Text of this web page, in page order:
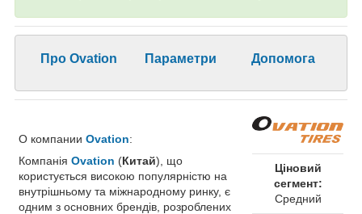
Про Ovation Параметри Допомога
О компании Ovation:
Компанія Ovation (Китай), що
користується високою популярністю на
внутрішньому та міжнародному ринку, є
одним з основних брендів, розроблених
Ціновий
сегмент:
Средний